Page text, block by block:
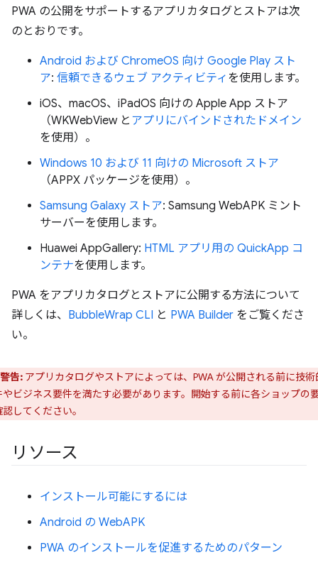
PWA の公開をサポートするアプリカタログとストアは次
のとおりです。
Android および ChromeOS 向け Google Play スト
ア: 信頼できるウェブ アクティビティ を使用します。
iOS、macOS、iPadOS 向けの Apple App ストア
（WKWebView と アプリにバインドされたドメイン
を使用）。
Windows 10 および 11 向けの Microsoft ストア
（APPX パッケージを使用）。
Samsung Galaxy ストア: Samsung WebAPK ミント
サーバーを使用します。
Huawei AppGallery: HTML アプリ用の QuickApp コ
ンテナを使用します。
PWA をアプリカタログとストアに公開する方法について
詳しくは、 BubbleWrap CLI と PWA Builder をご覧くださ
い。
警告: アプリカタログやストアによっては、PWA が公開される前に技術
やビジネス要件を満たす必要があります。開始する前に各ショップの
してください。
リソース
インストール可能にするには
Android の WebAPK
PWA のインストールを促進するためのパターン